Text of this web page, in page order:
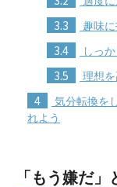
3.3 趣味
3.4 しっ
3.5 理想
4
気分転換を
れよう
「もう嫌だ